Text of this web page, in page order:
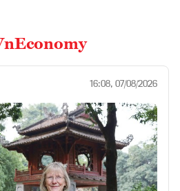
16:08, 07/08/2026